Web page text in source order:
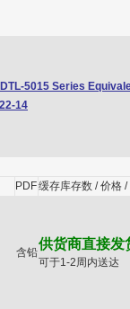
5015 Series
14
PDF缓存库存数 / 价格 /
含铅
供货商直接发
可于1-2周内送达